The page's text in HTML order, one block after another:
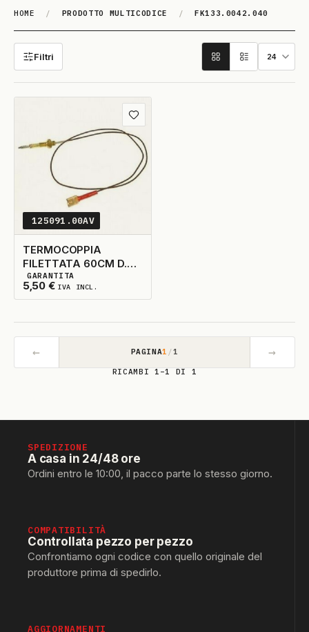
HOME / PRODOTTO MULTICODICE / FK133.0042.040
FK133.0042.040
Filtri
Aggiungi ai preferiti
125091.00AV
TERMOCOPPIA
FILETTATA 60CM D.6
H.36 FILO ATTACCO
FASTON - PER
5,50 € IVA INCL.
3DISPONIBILI
GARANTITA
← PAGINA1 /1 →
RICAMBI 1–1 DI 1
SPEDIZIONE
A casa in 24/48 ore
Ordini entro le 10:00, il pacco parte lo stesso giorno.
COMPATIBILITÀ
Controllata pezzo per pezzo
Confrontiamo ogni codice con quello originale del
produttore prima di spedirlo.
AGGIORNAMENTI